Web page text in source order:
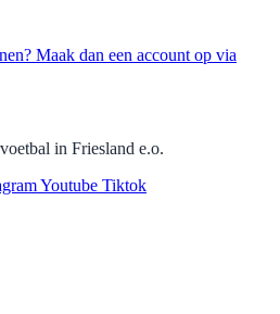
Maak dan een account op via
in Friesland e.o.
Youtube Tiktok